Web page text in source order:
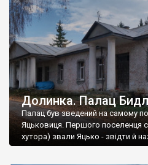
Долинка. Палац
Палац був зведений на самому
Яцьковиця. Першого поселенця
хутора) звали Яцько - звідти й